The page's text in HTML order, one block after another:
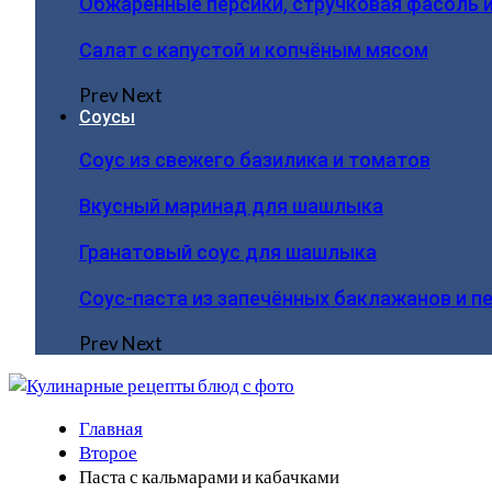
Салат с капустой и копчёным мясом
PrevNext
Соусы
Соус из свежего базилика и томатов
Вкусный маринад для шашлыка
Гранатовый соус для шашлыка
Соус-паста из запечённых баклажанов и
PrevNext
Главная
Второе
Паста с кальмарами и кабачками